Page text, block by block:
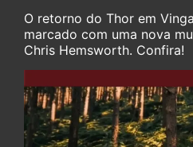
O retorno do Thor em
marcado com uma nova
Chris Hemsworth. Confira!